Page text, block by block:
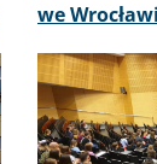
we
Obraz